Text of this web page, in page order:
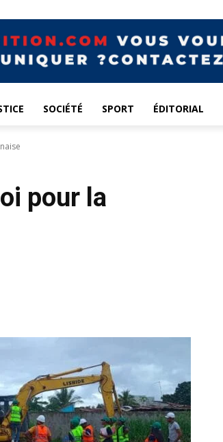
SOCIÉTÉ SPORT ÉDITORIAL
pour la